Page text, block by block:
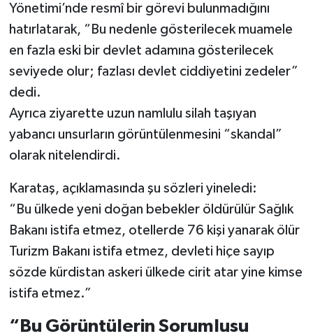
Yönetimi’nde resmî bir görevi bulunmadığını
hatırlatarak, “Bu nedenle gösterilecek muamele
en fazla eski bir devlet adamına gösterilecek
seviyede olur; fazlası devlet ciddiyetini zedeler”
dedi.
Ayrıca ziyarette uzun namlulu silah taşıyan
yabancı unsurların görüntülenmesini “skandal”
olarak nitelendirdi.
Karataş, açıklamasında şu sözleri yineledi:
“Bu ülkede yeni doğan bebekler öldürülür Sağlık
Bakanı istifa etmez, otellerde 76 kişi yanarak ölür
Turizm Bakanı istifa etmez, devleti hiçe sayıp
sözde kürdistan askeri ülkede cirit atar yine kimse
istifa etmez.”
“Bu Görüntülerin Sorumlusu